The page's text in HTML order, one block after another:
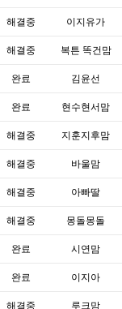
해결중 이지유가
해결중 복튼 똑건맘
완료 김윤선
완료 현수현서맘
해결중 지훈지후맘
해결중 바울맘
해결중 아빠딸
해결중 몽돌몽돌
완료 시연맘
완료 이지아
해결중 루크맘